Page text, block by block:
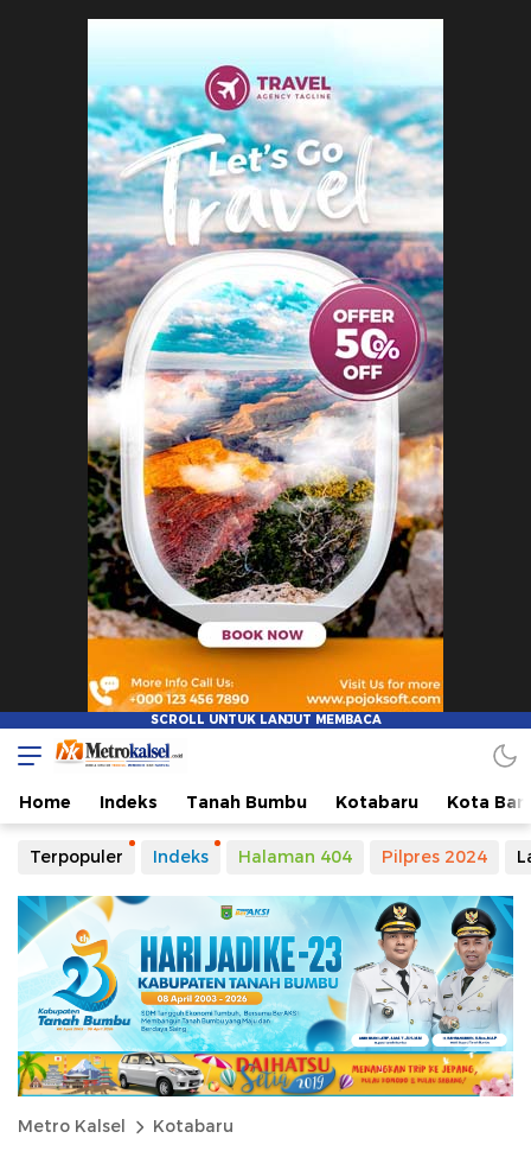
Home Indeks Tanah Bumbu Kotabaru Kota
Terpopuler Indeks Halaman 404 Pilpres 2024
Metro Kalsel Kotabaru